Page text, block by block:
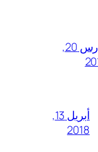
مارس 20,
أبريل 13,
2018